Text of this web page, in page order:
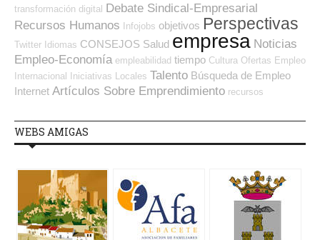
transformación digital Debate Sindical-Empresarial
Recursos Humanos
Infojobs objetivos Perspectivas
Twitter Idiomas CONSEJOS Salud empresa Noticias
Empleo-Economía empleabilidad tiempo Cultura Ofertas Empleo
Internacional
Iniciativas Locales Talento Búsqueda de Empleo
Internet Artículos Sobre Emprendimiento recursos
WEBS AMIGAS